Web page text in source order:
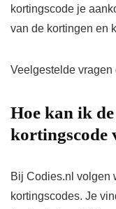
kortingscode je
van de kortingen en
Veelgestelde
Hoe kan ik
kortingscode
Bij Codies.nl volgen
kortingscodes. Je